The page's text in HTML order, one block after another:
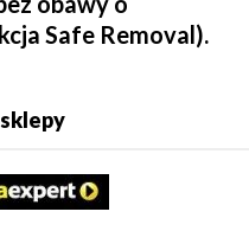
Safe Removal).